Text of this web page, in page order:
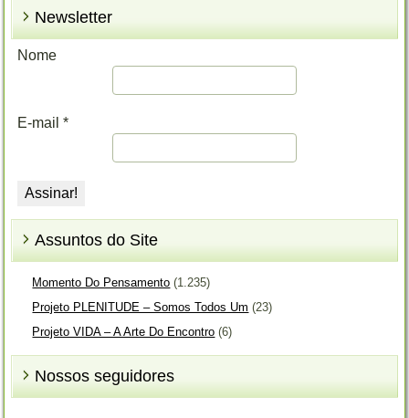
Newsletter
Nome
E-mail*
Assuntos do Site
Momento Do Pensamento (1.235)
Projeto PLENITUDE – Somos Todos Um (23)
Projeto VIDA – A Arte Do Encontro (6)
Nossos seguidores